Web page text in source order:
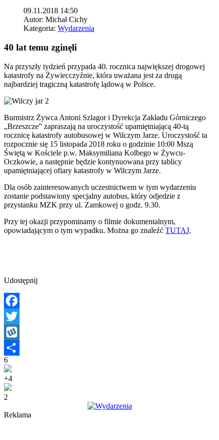
09.11.2018 14:50
Autor: Michał Cichy
Kategoria: Wydarzenia
40 lat temu zginęli
Na przyszły tydzień przypada 40. rocznica największej drogowej
katastrofy na Żywiecczyźnie, która uważana jest za drugą
najbardziej tragiczną katastrofę lądową w Polsce.
Burmistrz Żywca Antoni Szlagor i Dyrekcja Zakładu Górniczego
„Brzeszcze” zapraszają na uroczystość upamiętniającą 40-tą
rocznicę katastrofy autobusowej w Wilczym Jarze. Uroczystość ta
rozpocznie się 15 listopada 2018 roku o godzinie 10:00 Mszą
Świętą w Kościele p.w. Maksymiliana Kolbego w Żywcu-
Oczkowie, a następnie będzie kontynuowana przy tablicy
upamiętniającej ofiary katastrofy w Wilczym Jarze.
Dla osób zainteresowanych uczestnictwem w tym wydarzeniu
zostanie podstawiony specjalny autobus, który odjedzie z
przystanku MZK przy ul. Zamkowej o godz. 9.30.
Przy tej okazji przypominamy o filmie dokumentalnym,
opowiadającym o tym wypadku. Można go znaleźć TUTAJ.
Udostępnij
Facebook
Twitter
Wykop
Share
6
+4
2
Reklama